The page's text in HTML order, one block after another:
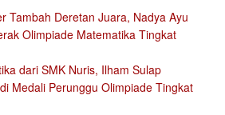
Tambah Deretan Juara, Nadya Ayu
Olimpiade Matematika Tingkat
dari SMK Nuris, Ilham Sulap
Medali Perunggu Olimpiade Tingkat